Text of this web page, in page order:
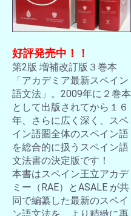
好評発売中！！
第2版 増補改訂版３巻本
「アカデミア最新スペイン
語文法」。2009年に２巻本
として出版されてから１６
年、さらに広く深く、スペ
イン語圏全体のスペイン語
を総合的に扱うスペイン語
文法書の決定版です！
本書はスペイン王立アカデ
ミー（RAE）とASALE が共
同で編纂した最新のスペイ
ン語文法を、より精緻に再